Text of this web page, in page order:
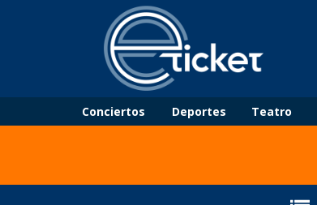
Conciertos Deportes Teatro